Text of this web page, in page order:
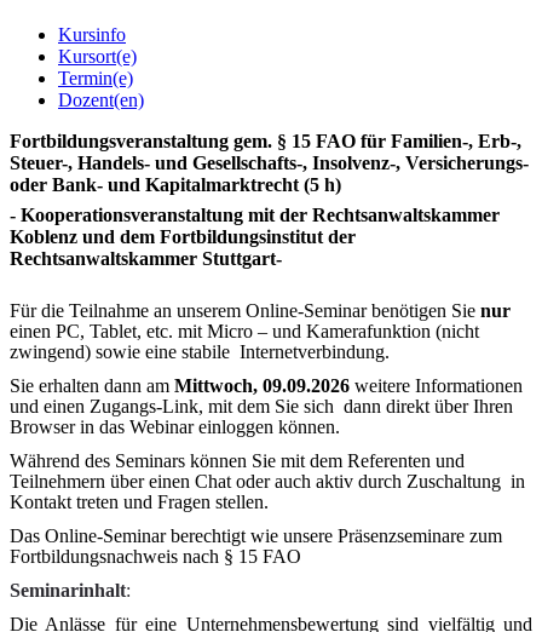
Kursinfo
Kursort(e)
Termin(e)
Dozent(en)
Fortbildungsveranstaltung gem. § 15 FAO für Familien-, Erb-,
Steuer-, Handels- und Gesellschafts-, Insolvenz-, Versicherungs-
oder Bank- und Kapitalmarktrecht (5 h)
- Kooperationsveranstaltung mit der Rechtsanwaltskammer
Koblenz und dem Fortbildungsinstitut der
Rechtsanwaltskammer Stuttgart-
Für die Teilnahme an unserem Online-Seminar benötigen Sie nur
einen PC, Tablet, etc. mit Micro – und Kamerafunktion (nicht
zwingend) sowie eine stabile Internetverbindung.
Sie erhalten dann am Mittwoch, 09.09.2026 weitere Informationen
und einen Zugangs-Link, mit dem Sie sich dann direkt über Ihren
Browser in das Webinar einloggen können.
Während des Seminars können Sie mit dem Referenten und
Teilnehmern über einen Chat oder auch aktiv durch Zuschaltung in
Kontakt treten und Fragen stellen.
Das Online-Seminar berechtigt wie unsere Präsenzseminare zum
Fortbildungsnachweis nach § 15 FAO
Seminarinhalt:
Die Anlässe für eine Unternehmensbewertung sind vielfältig und